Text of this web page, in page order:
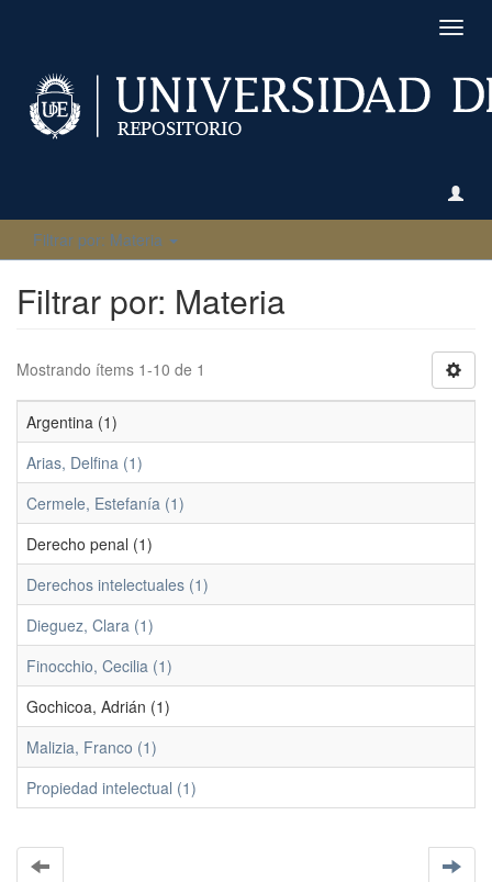
Filtrar por: Materia
Filtrar por: Materia
Mostrando ítems 1-10 de 1
Argentina (1)
Arias, Delfina (1)
Cermele, Estefanía (1)
Derecho penal (1)
Derechos intelectuales (1)
Dieguez, Clara (1)
Finocchio, Cecilia (1)
Gochicoa, Adrián (1)
Malizia, Franco (1)
Propiedad intelectual (1)